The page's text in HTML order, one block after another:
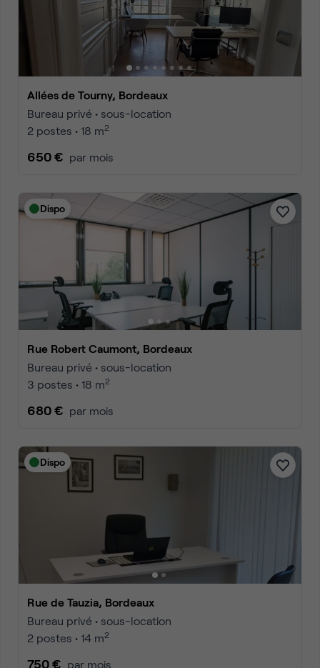
Allées de Tourny, Bordeaux
Bureau privé • sous-location
2 postes • 18 m2
650 € par mois
Dispo
Rue Robert Caumont, Bordeaux
Bureau privé • sous-location
3 postes • 18 m2
680 € par mois
Dispo
Rue de Tauzia, Bordeaux
Bureau privé • sous-location
2 postes • 14 m2
750 € par mois